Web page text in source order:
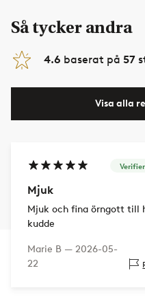
Så tycker andra
4.6 baserat på 57
Visa alla
Mjuk
Mjuk och fina örngott till
kudde
Marie B — 2026-05-
22